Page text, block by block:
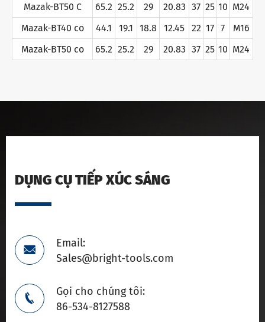
Mazak-BT50 C
65.2 25.2 29 20.83 37 25 10 M24
Mazak-BT40 co
44.1 19.1 18.8 12.45 22 17 7
M16
Mazak-BT50 co
65.2 25.2 29 20.83 37 25 10 M24
DỤNG CỤ TIẾP XÚC SÁNG

Email:
Sales@bright-tools.com

Gọi cho chúng tôi:
86-534-8127588